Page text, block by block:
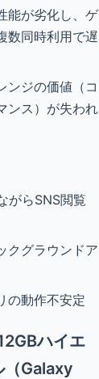
能が劣化し、ゲ
数同時利用で遅
ンジの価値（コ
ンス）が失われ
がらSNS閲覧
クグラウンドア
の動作不安定
ハイエ
（Galaxy